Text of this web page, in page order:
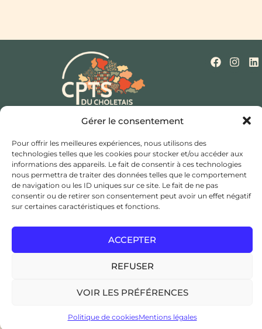
Gérer le consentement
Pour offrir les meilleures expériences, nous utilisons des
technologies telles que les cookies pour stocker et/ou accéder aux
informations des appareils. Le fait de consentir à ces technologies
nous permettra de traiter des données telles que le comportement
de navigation ou les ID uniques sur ce site. Le fait de ne pas
consentir ou de retirer son consentement peut avoir un effet négatif
sur certaines caractéristiques et fonctions.
ACCEPTER
REFUSER
VOIR LES PRÉFÉRENCES
Politique de cookiesMentions légales
Qui sommes-nous ? Nos missions
Contact
Hôtel de ville et d’agglomération,
Rue Saint Bonaventure,
49300 Cholet
ESPACE ADHÉSION / ADHÉRENT
Copyright © 2024CPTS du Choletais, Tous droits